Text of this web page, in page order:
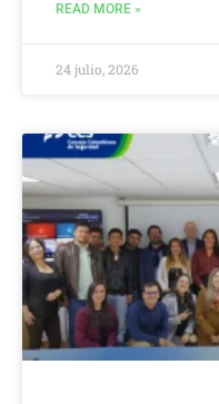
READ MORE »
24 julio, 2026